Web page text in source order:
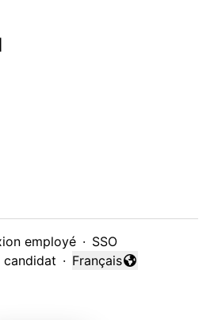
employé · SSO
candidat ·
Changer la langue
Français